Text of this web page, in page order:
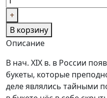
+
В корзину
Описание
В нач. XIX в. в России
букеты, которые
деле являлись тайными